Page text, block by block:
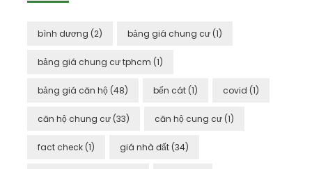
bình dương (2) bảng giá chung cư (1)
bảng giá chung cư tphcm (1)
bảng giá căn hộ (48) bến cát (1) covid (1)
căn hộ chung cư (33) căn hộ cung cư (1)
fact check (1) giá nhà đất (34)